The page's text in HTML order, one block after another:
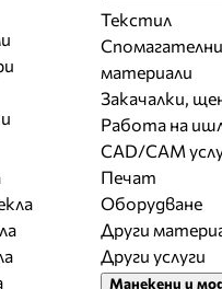
Текстил
Спомагателни
материали
Закачалки,
Работа на
CAD/CAM
Печат
Оборудване
Други
Други услуги
Манекени и